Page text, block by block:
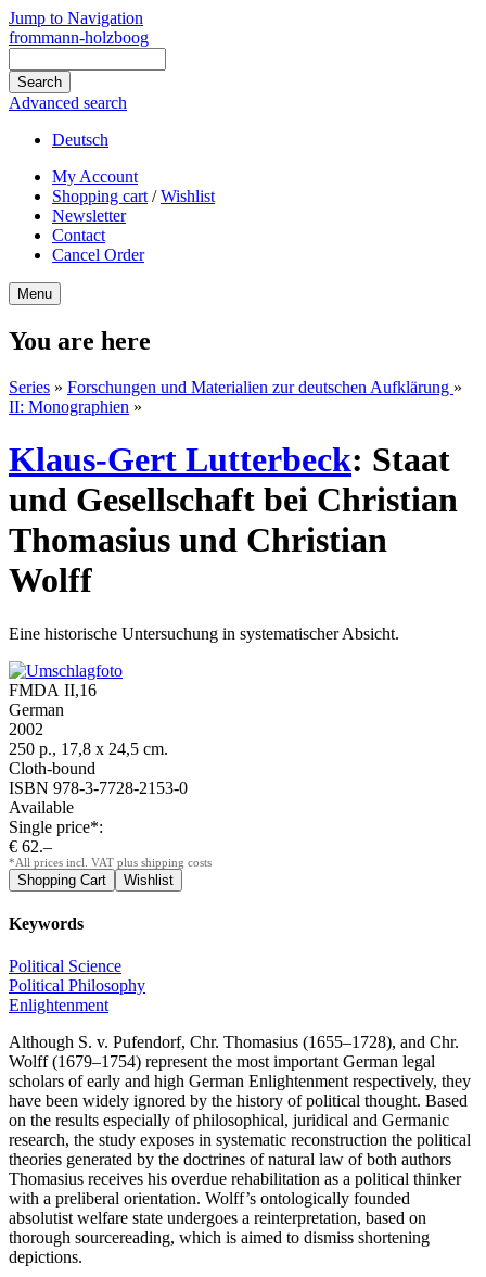
Jump to Navigation
frommann-holzboog
Advanced search
Deutsch
My Account
Shopping cart /Wishlist
Newsletter
Contact
Cancel Order
Menu
You are here
Series » Forschungen und Materialien zur deutschen Aufklärung »
II: Monographien »
Klaus-Gert Lutterbeck: Staat
und Gesellschaft bei Christian
Thomasius und Christian
Wolff
Eine historische Untersuchung in systematischer Absicht.
FMDA II,16
German
2002
250 p., 17,8 x 24,5 cm.
Cloth-bound
ISBN 978-3-7728-2153-0
Available
Single price*:
€ 62.–
*All prices incl. VAT plus shipping costs
Keywords
Political Science
Political Philosophy
Enlightenment
Although S. v. Pufendorf, Chr. Thomasius (1655–1728), and Chr.
Wolff (1679–1754) represent the most important German legal
scholars of early and high German Enlightenment respectively, they
have been widely ignored by the history of political thought. Based
on the results especially of philosophical, juridical and Germanic
research, the study exposes in systematic reconstruction the political
theories generated by the doctrines of natural law of both authors
Thomasius receives his overdue rehabilitation as a political thinker
with a preliberal orientation. Wolff’s ontologically founded
absolutist welfare state undergoes a reinterpretation, based on
thorough sourcereading, which is aimed to dismiss shortening
depictions.